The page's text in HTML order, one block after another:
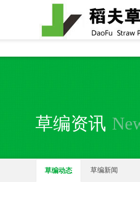
全国统一24小时销售电
草编资讯
草编动态 草编新闻